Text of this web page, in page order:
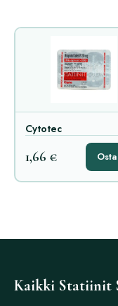
Cytotec
1,66 €
Kaikki Statiinit